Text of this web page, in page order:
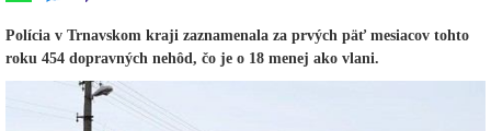
Polícia v Trnavskom kraji zaznamenala za prvých päť mesiacov tohto
roku 454 dopravných nehôd, čo je o 18 menej ako vlani.